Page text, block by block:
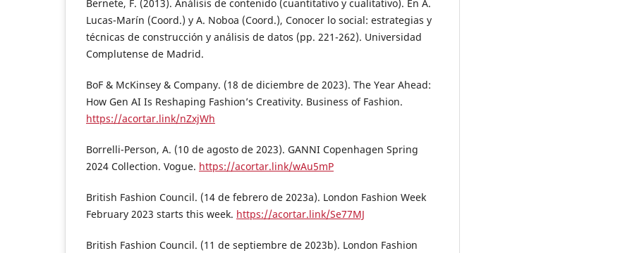
Bernete, F. (2013). Análisis de contenido (cuantitativo y cualitativo). En A.
Lucas-Marín (Coord.) y A. Noboa (Coord.), Conocer lo social: estrategias y
técnicas de construcción y análisis de datos (pp. 221-262). Universidad
Complutense de Madrid.
BoF & McKinsey & Company. (18 de diciembre de 2023). The Year Ahead:
How Gen AI Is Reshaping Fashion’s Creativity. Business of Fashion.
https://acortar.link/nZxjWh
Borrelli-Person, A. (10 de agosto de 2023). GANNI Copenhagen Spring
2024 Collection. Vogue. https://acortar.link/wAu5mP
British Fashion Council. (14 de febrero de 2023a). London Fashion Week
February 2023 starts this week. https://acortar.link/Se77MJ
British Fashion Council. (11 de septiembre de 2023b). London Fashion